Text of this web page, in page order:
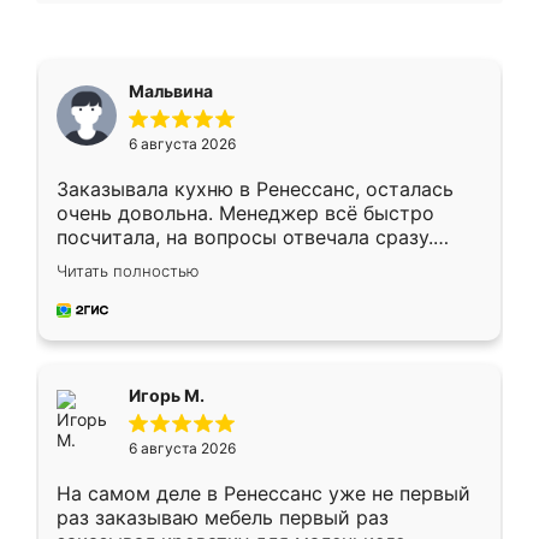
Мальвина
6 августа 2026
Заказывала кухню в Ренессанс, осталась
очень довольна. Менеджер всё быстро
посчитала, на вопросы отвечала сразу.
Замерщик приехал в субботу, подошёл к
делу со всей ответственностью. Собрали
за день, ребята работали аккуратно, даже
Читать полностью
Игорь М.
6 августа 2026
На самом деле в Ренессанс уже не первый
раз заказываю мебель первый раз